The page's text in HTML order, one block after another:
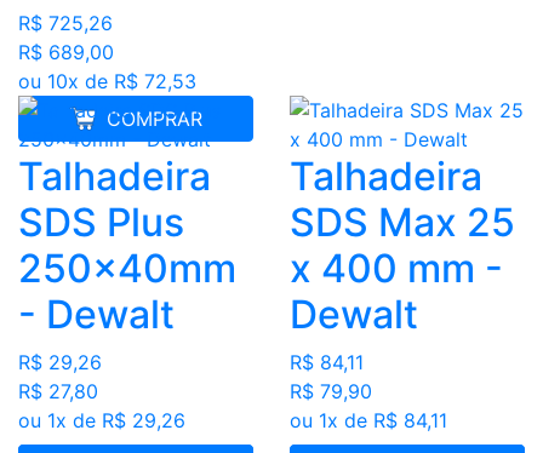
R$ 725,26
R$ 689,00
ou 10x de R$ 72,53
COMPRAR
Talhadeira
SDS Plus
250x40mm
- Dewalt
R$ 29,26
R$ 27,80
ou 1x de R$ 29,26
Talhadeira
SDS Max 25
x 400 mm -
Dewalt
R$ 84,11
R$ 79,90
ou 1x de R$ 84,11